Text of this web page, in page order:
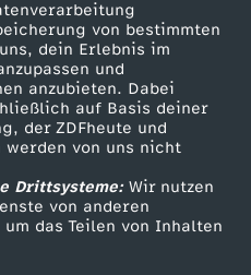
von bestimmten
dein Erlebnis im
und
anzubieten. Dabei
auf Basis deiner
der ZDFheute und
von uns nicht
Drittsysteme:Wir nutzen
von anderen
das Teilen von Inhalten
Zuschauerservice
Hilfe